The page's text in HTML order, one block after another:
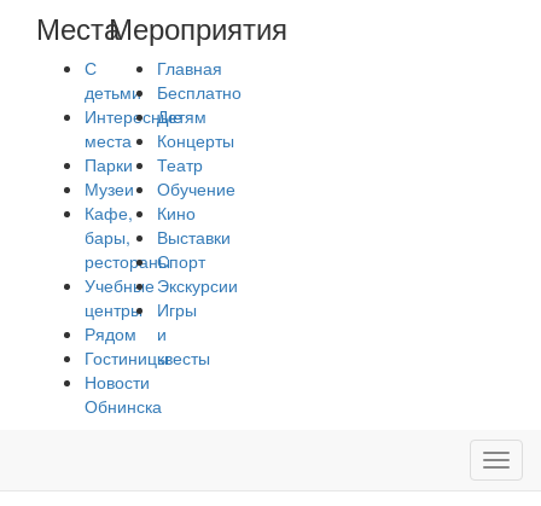
Места
С
детьми
Интересные
места
Парки
Музеи
Кафе,
бары,
рестораны
Учебные
центры
Рядом
Гостиницы
Новости
Обнинска
Мероприятия
Главная
Бесплатно
Детям
Концерты
Театр
Обучение
Кино
Выставки
Спорт
Экскурсии
Игры
и
квесты